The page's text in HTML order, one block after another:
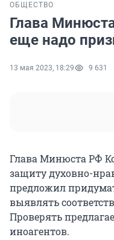
ОБЩЕСТВО
Глава
еще надо
13 мая 2023, 18:29 9 631
Глава Минюста РФ
защиту духовно-
предложил
выявлять
Проверять
иноагентов.